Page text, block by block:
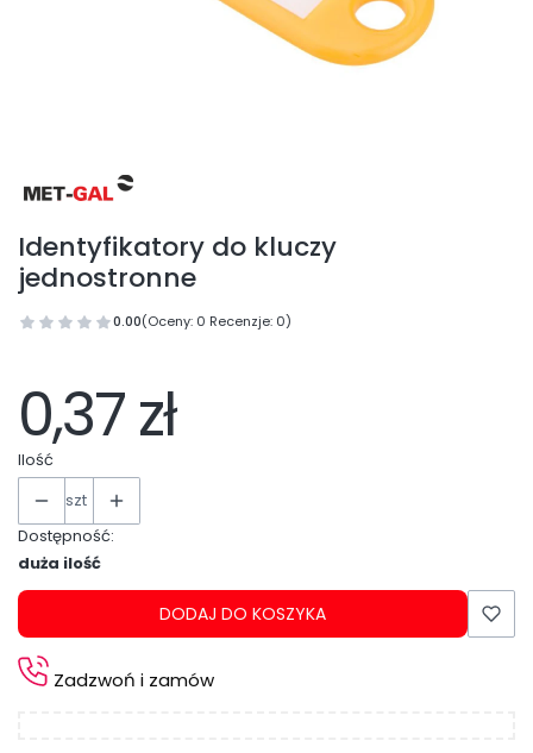
Identyfikatory do kluczy
jednostronne
0.00(Oceny: 0 Recenzje: 0)
0,37 zł
Ilość
szt
Dostępność:
duża ilość
DODAJ DO KOSZYKA
Zadzwoń i zamów